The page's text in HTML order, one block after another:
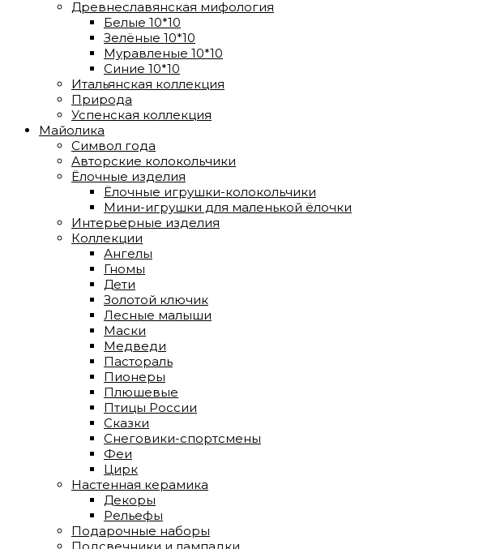
Древнеславянская мифология
Белые 10*10
Зелёные 10*10
Муравленые 10*10
Синие 10*10
Итальянская коллекция
Природа
Успенская коллекция
Майолика
Символ года
Авторские колокольчики
Ёлочные изделия
Ёлочные игрушки-колокольчики
Мини-игрушки для маленькой ёлочки
Интерьерные изделия
Коллекции
Ангелы
Гномы
Дети
Золотой ключик
Лесные малыши
Маски
Медведи
Пастораль
Пионеры
Плюшевые
Птицы России
Сказки
Снеговики-спортсмены
Феи
Цирк
Настенная керамика
Декоры
Рельефы
Подарочные наборы